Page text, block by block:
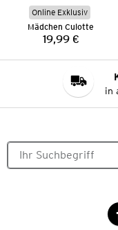
Online Exklusiv
Mädchen Culotte
Preis:
19,99 €
in